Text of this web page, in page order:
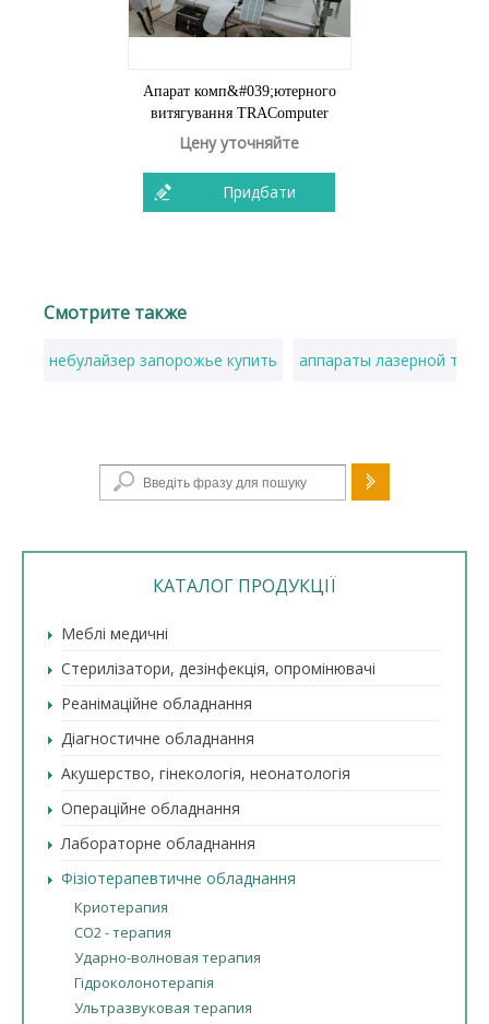
Апарат комп&#039;ютерного
витягування TRAComputer
Цену уточняйте
Придбати
Смотрите также
небулайзер запорожье купить аппараты лазерной
Пошукова форма
КАТАЛОГ ПРОДУКЦІЇ
Меблі медичні
Стерилізатори, дезінфекція, опромінювачі
Реанімаційне обладнання
Діагностичне обладнання
Акушерство, гінекологія, неонатологія
Операційне обладнання
Лабораторне обладнання
Фізіотерапевтичне обладнання
Криотерапия
СО2 - терапия
Ударно-волновая терапия
Гідроколонотерапія
Ультразвуковая терапия